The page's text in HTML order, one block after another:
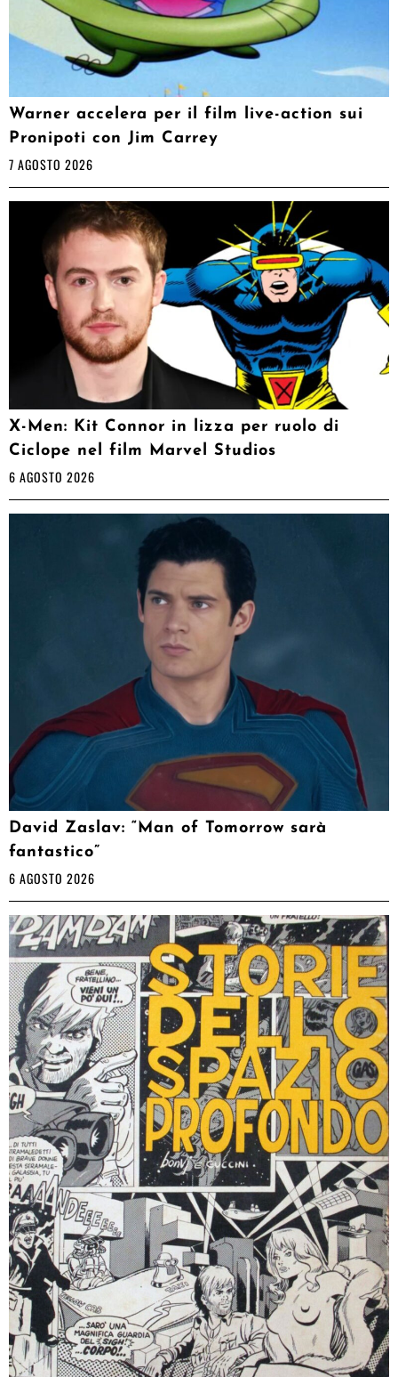
Warner accelera per il film live-action sui
Pronipoti con Jim Carrey
7 AGOSTO 2026
X-Men: Kit Connor in lizza per ruolo di
Ciclope nel film Marvel Studios
6 AGOSTO 2026
David Zaslav: “Man of Tomorrow sarà
fantastico”
6 AGOSTO 2026